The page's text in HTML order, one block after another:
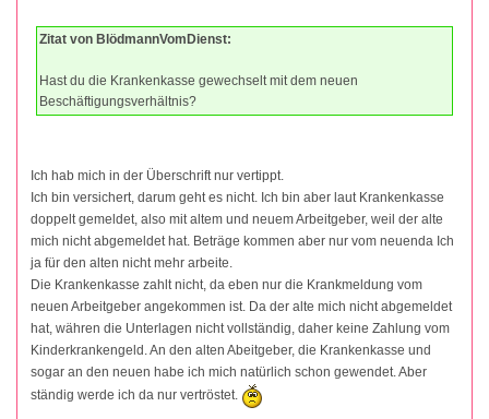
Zitat von BlödmannVomDienst:
Hast du die Krankenkasse gewechselt mit dem neuen
Beschäftigungsverhältnis?
Ich hab mich in der Überschrift nur vertippt.
Ich bin versichert, darum geht es nicht. Ich bin aber laut Krankenkasse
doppelt gemeldet, also mit altem und neuem Arbeitgeber, weil der alte
mich nicht abgemeldet hat. Beträge kommen aber nur vom neuenda Ich
ja für den alten nicht mehr arbeite.
Die Krankenkasse zahlt nicht, da eben nur die Krankmeldung vom
neuen Arbeitgeber angekommen ist. Da der alte mich nicht abgemeldet
hat, währen die Unterlagen nicht vollständig, daher keine Zahlung vom
Kinderkrankengeld. An den alten Abeitgeber, die Krankenkasse und
sogar an den neuen habe ich mich natürlich schon gewendet. Aber
ständig werde ich da nur vertröstet.